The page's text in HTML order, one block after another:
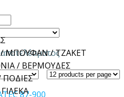
ΜΠΟΥΦΑΝ / ΤΖΑΚΕΤ
/ ΒΕΡΜΟΥΔΕΣ